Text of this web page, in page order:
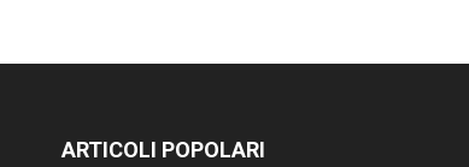
ARTICOLI POPOLARI